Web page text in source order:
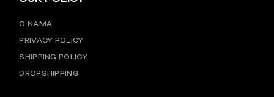
O NAMA
PRIVACY POLICY
SHIPPING POLICY
DROPSHIPPING